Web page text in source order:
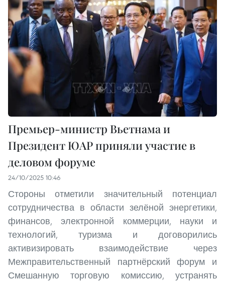
Премьер-министр Вьетнама и
Президент ЮАР приняли участие в
деловом форуме
24/10/2025 10:46
Стороны отметили значительный потенциал
сотрудничества в области зелёной энергетики,
финансов, электронной коммерции, науки и
технологий, туризма и договорились
активизировать взаимодействие через
Межправительственный партнёрский форум и
Смешанную торговую комиссию, устранять